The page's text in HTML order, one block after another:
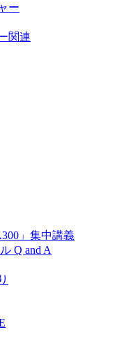
ー
関連
」集中講義
Q and A